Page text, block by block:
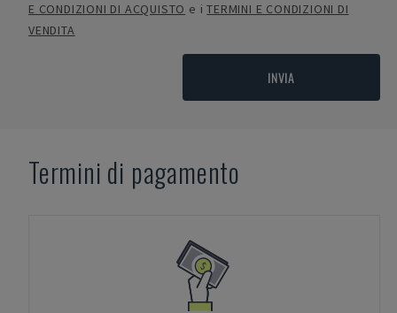
E CONDIZIONI DI ACQUISTO e iTERMINI E CONDIZIONI DI
VENDITA
INVIA
Termini di pagamento